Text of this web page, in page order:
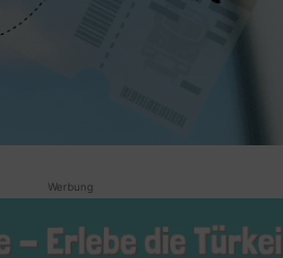
Werbung